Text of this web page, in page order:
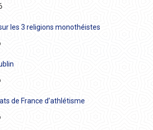
les 3 religions monothéistes
de France d’athlétisme